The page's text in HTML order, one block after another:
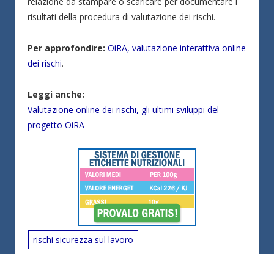
risultati della procedura di valutazione dei rischi.
Per approfondire: OiRA, valutazione interattiva online
dei rischi.
Leggi anche:
Valutazione online dei rischi, gli ultimi sviluppi del
progetto OiRA
rischi sicurezza sul lavoro